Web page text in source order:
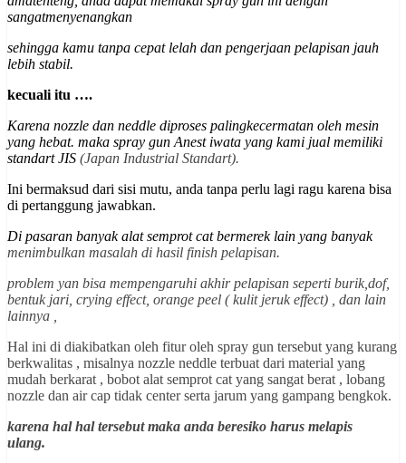
sangatmenyenangkan
sehingga kamu tanpa cepat lelah dan pengerjaan pelapisan jauh
lebih stabil.
kecuali itu ….
Karena nozzle dan neddle diproses palingkecermatan oleh mesin
yang hebat. maka spray gun Anest iwata yang kami jual memiliki
standart JIS (Japan Industrial Standart).
Ini bermaksud dari sisi mutu, anda tanpa perlu lagi ragu karena bisa
di pertanggung jawabkan.
Di pasaran banyak alat semprot cat bermerek lain yang banyak
menimbulkan masalah di hasil finish pelapisan.
problem yan bisa mempengaruhi akhir pelapisan seperti burik,dof,
bentuk jari, crying effect, orange peel ( kulit jeruk effect) , dan lain
lainnya ,
Hal ini di diakibatkan oleh fitur oleh spray gun tersebut yang kurang
berkwalitas , misalnya nozzle neddle terbuat dari material yang
mudah berkarat , bobot alat semprot cat yang sangat berat , lobang
nozzle dan air cap tidak center serta jarum yang gampang bengkok.
karena hal hal tersebut maka anda beresiko harus melapis
ulang.